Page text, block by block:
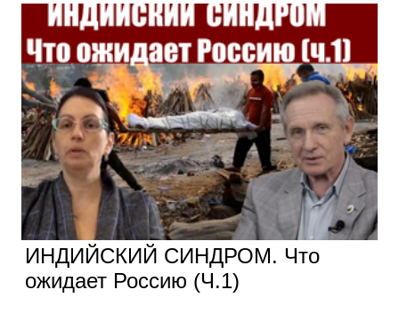
ИНДИЙСКИЙ СИНДРОМ. Что
ожидает Россию (Ч.1)